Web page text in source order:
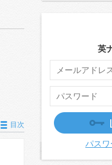
目次
英
パス